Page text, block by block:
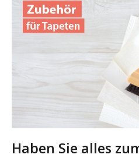
Haben Sie alles